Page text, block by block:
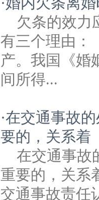
欠条的效力
有三个理由：
产。我国《婚
间所得...
·在交通事故
要的，关系着
在交通事故
重要的，关系
交通事故责任